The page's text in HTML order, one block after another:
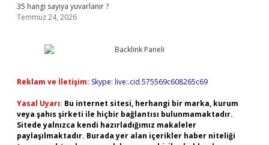
35 hangi sayıya yuvarlanır ?
Temmuz 24, 2026
Reklam ve İletişim: Skype: live:.cid.575569c608265c69
Yasal Uyarı: Bu internet sitesi, herhangi bir marka, kurum
veya şahıs şirketi ile hiçbir bağlantısı bulunmamaktadır.
Sitede yalnızca kendi hazırladığımız makaleler
paylaşılmaktadır. Burada yer alan içerikler haber niteliği